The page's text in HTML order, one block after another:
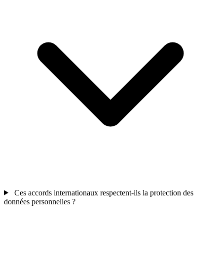
Ces accords internationaux respectent-ils la protection des
données personnelles ?